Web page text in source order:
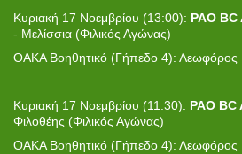
Κυριακή 17 Νοεμβρίου (13:00): PAO
- Μελίσσια (Φιλικός Αγώνας)
ΟΑΚΑ Βοηθητικό (Γήπεδο 4): Λεωφόρος
Κυριακή 17 Νοεμβρίου (11:30): PAO
Φιλοθέης (Φιλικός Αγώνας)
ΟΑΚΑ Βοηθητικό (Γήπεδο 4): Λεωφόρος